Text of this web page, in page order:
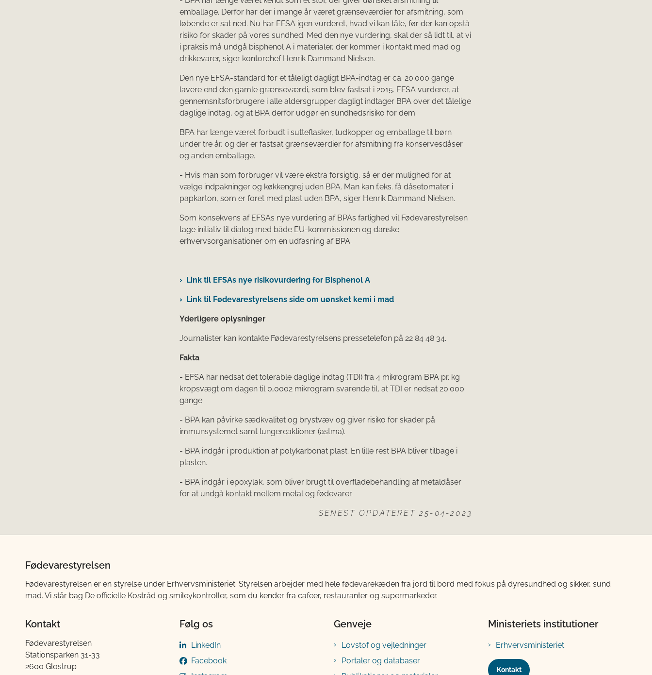
emballage. Derfor har der i mange år været grænseværdier for afsmitning, som
løbende er sat ned. Nu har EFSA igen vurderet, hvad vi kan tåle, før der kan opstå
risiko for skader på vores sundhed. Med den nye vurdering, skal der så lidt til, at vi
i praksis må undgå bisphenol A i materialer, der kommer i kontakt med mad og
drikkevarer, siger kontorchef Henrik Dammand Nielsen.
​Den nye EFSA-standard for et tåleligt dagligt BPA-indtag er ca. 20.000 gange
lavere end den gamle grænseværdi, som blev fastsat i 2015. EFSA vurderer, at
gennemsnitsforbrugere i alle aldersgrupper dagligt indtager BPA over det tålelige
daglige indtag, og at BPA derfor udgør en sundhedsrisiko for dem.
BPA har længe været forbudt i sutteflasker, tudkopper og emballage til børn
under tre år, og der er fastsat grænseværdier for afsmitning fra konservesdåser
og anden emballage.
- Hvis man som forbruger vil være ekstra forsigtig, så er der mulighed for at
vælge indpakninger og køkkengrej uden BPA. Man kan f.eks. få dåsetomater i
papkarton, som er foret med plast uden BPA, siger Henrik Dammand Nielsen.
Som konsekvens af EFSAs nye vurdering af BPAs farlighed vil Fødevarestyrelsen
tage initiativ til dialog med både EU-kommissionen og danske
erhvervsorganisationer om en udfasning af BPA.
Link til EFSAs nye risikovurdering for Bisphenol A
Link til Fødevarestyrelsens side om uønsket kemi i mad
Yderligere oplysninger
Journalister kan kontakte Fødevarestyrelsens pressetelefon på 22 84 48 34.
Fakta
- EFSA har nedsat det tolerable daglige indtag (TDI) fra 4 mikrogram BPA pr. kg
kropsvægt om dagen til 0,0002 mikrogram svarende til, at TDI er nedsat 20.000
gange.
- BPA kan påvirke sædkvalitet og brystvæv og giver risiko for skader på
immunsystemet samt lungereaktioner (astma).
- BPA indgår i produktion af polykarbonat plast. En lille rest BPA bliver tilbage i
plasten.
- BPA indgår i epoxylak, som bliver brugt til overfladebehandling af metaldåser
for at undgå kontakt mellem metal og fødevarer.
SENEST OPDATERET 25-04-2023
Fødevarestyrelsen
Fødevarestyrelsen er en styrelse under Erhvervsministeriet. Styrelsen arbejder med hele fødevarekæden fra jord til bord med fokus på dyresundhed og sikker, sund
mad. Vi står bag De officielle Kostråd og smileykontroller, som du kender fra cafeer, restauranter og supermarkeder.
Kontakt
Fødevarestyrelsen
Stationsparken 31-33
2600 Glostrup
Følg os
LinkedIn
Facebook
Genveje
Lovstof og vejledninger
Portaler og databaser
Ministeriets institutioner
Erhvervsministeriet
Kontakt